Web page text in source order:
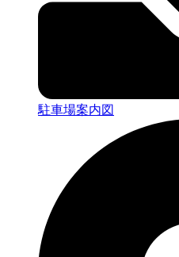
駐車場案内図